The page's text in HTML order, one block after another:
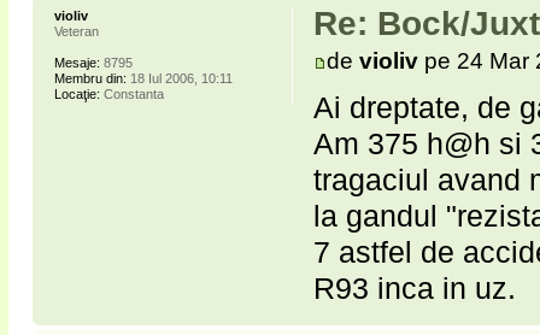
Re: Bock/
devioliv pe 24 Mar
Ai dreptate, de
Am 375 h@h si
tragaciul avand
la gandul
7 astfel de
R93 inca in uz.
violiv
Veteran
Mesaje: 8795
Membru din: 18 Iul 2006, 10:11
Locaţie: Constanta